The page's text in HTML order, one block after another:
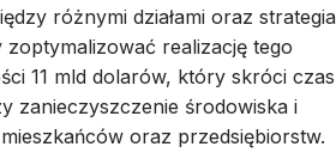
różnymi działami oraz strategia
zoptymalizować realizację tego
11 mld dolarów, który skróci czas
zanieczyszczenie środowiska i
oraz przedsiębiorstw.